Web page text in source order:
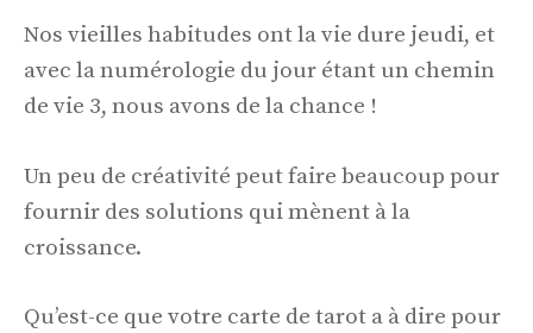
Nos vieilles habitudes ont la vie dure jeudi, et
avec la numérologie du jour étant un chemin
de vie 3, nous avons de la chance !
Un peu de créativité peut faire beaucoup pour
fournir des solutions qui mènent à la
croissance.
Qu’est-ce que votre carte de tarot a à dire pour